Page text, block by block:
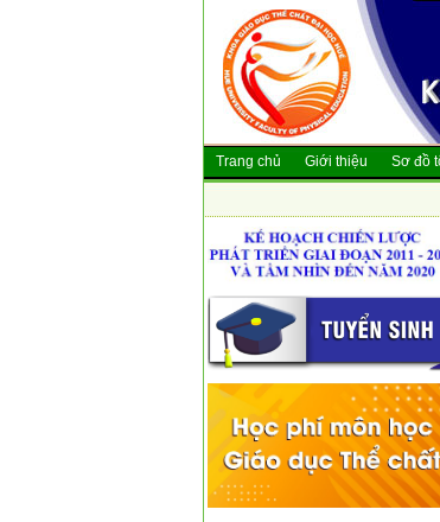
Trang chủ Giới thiệu Sơ đồ